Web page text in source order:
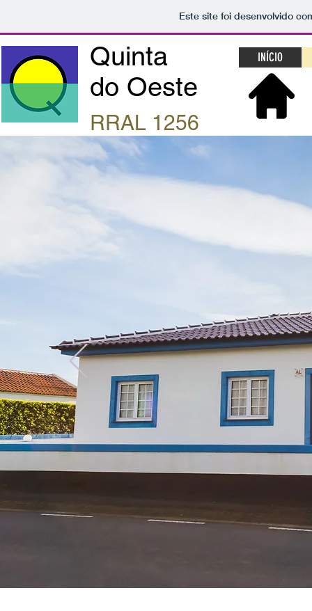
Este site foi desenvolvido
Quinta
do Oeste
RRAL 1256
INÍCIO